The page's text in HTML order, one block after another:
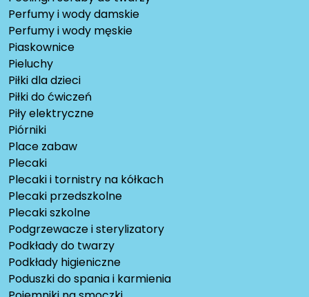
Perfumy i wody damskie
Perfumy i wody męskie
Piaskownice
Pieluchy
Piłki dla dzieci
Piłki do ćwiczeń
Piły elektryczne
Piórniki
Place zabaw
Plecaki
Plecaki i tornistry na kółkach
Plecaki przedszkolne
Plecaki szkolne
Podgrzewacze i sterylizatory
Podkłady do twarzy
Podkłady higieniczne
Poduszki do spania i karmienia